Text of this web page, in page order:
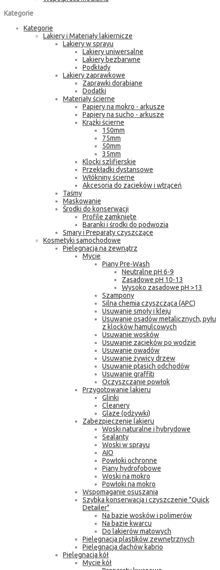
Kategorie
Kategorie
Lakiery i Materiały lakiernicze
Lakiery w sprayu
Lakiery uniwersalne
Lakiery bezbarwne
Podkłady
Lakiery zaprawkowe
Zaprawki dorabiane
Dodatki
Materiały ścierne
Papiery na mokro - arkusze
Papiery na sucho - arkusze
Krążki ścierne
150mm
75mm
50mm
35mm
Klocki szlifierskie
Przekładki dystansowe
Włókniny ścierne
Akcesoria do zacieków i wtrąceń
Taśmy
Maskowanie
Środki do konserwacji
Profile zamknięte
Baranki i środki do podwozia
Smary i Preparaty czyszczące
Kosmetyki samochodowe
Pielęgnacja na zewnątrz
Mycie
Piany Pre-Wash
Neutralne pH 6-9
Zasadowe pH 10-13
Wysoko zasadowe pH >13
Szampony
Silna chemia czyszcząca (APC)
Usuwanie smoły i kleju
Usuwanie osadów metalicznych, pyłu
z klocków hamulcowych
Usuwanie wosków
Usuwanie zacieków po wodzie
Usuwanie owadów
Usuwanie żywicy drzew
Usuwanie ptasich odchodów
Usuwanie graffiti
Oczyszczanie powłok
Przygotowanie lakieru
Glinki
Cleanery
Glaze (odżywki)
Zabezpieczenie lakieru
Woski naturalne i hybrydowe
Sealanty
Woski w sprayu
AIO
Powłoki ochronne
Piany hydrofobowe
Woski na mokro
Powłoki na mokro
Wspomaganie osuszania
Szybka konserwacja i czyszczenie "Quick
Detailer"
Na bazie wosków i polimerów
Na bazie kwarcu
Do lakierów matowych
Pielęgnacja plastików zewnętrznych
Pielęgnacja dachów kabrio
Pielęgnacja kół
Mycie kół